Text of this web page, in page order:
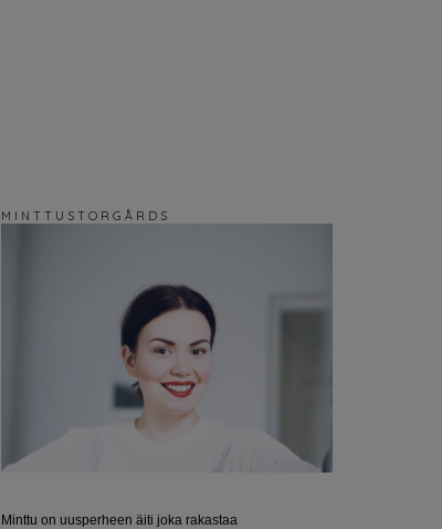
M I N T T U S T O R G Å R D S
Minttu on uusperheen äiti joka rakastaa